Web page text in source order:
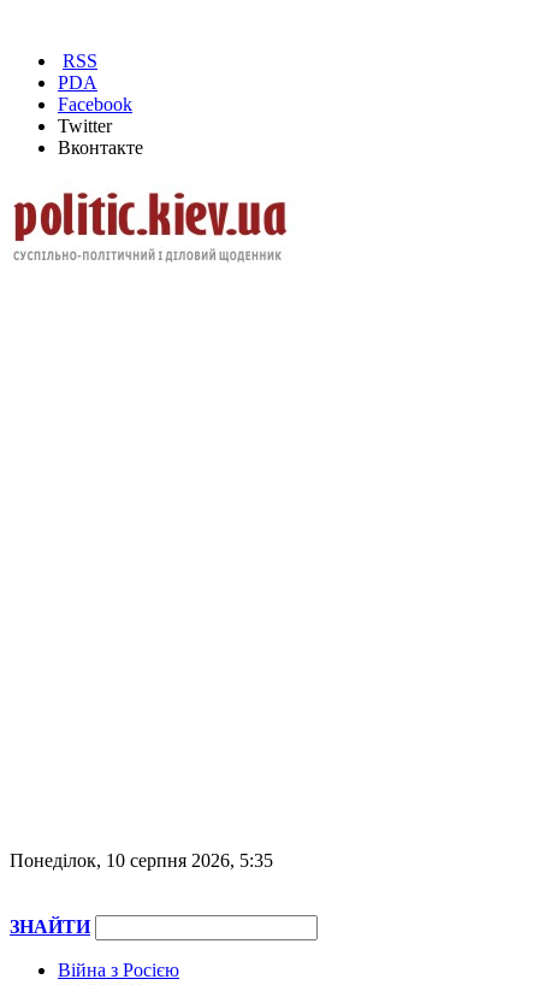
RSS
PDA
Facebook
Twitter
Вконтакте
Понеділок, 10 серпня 2026, 5:35
ЗНАЙТИ
Війна з Росією